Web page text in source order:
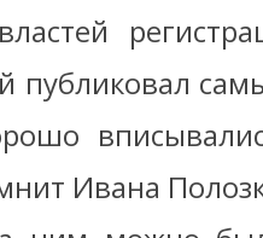
публиковал
Ивана